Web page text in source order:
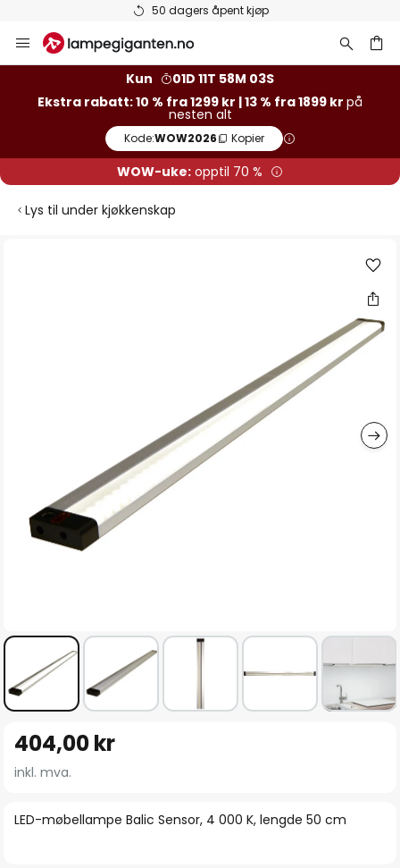
50 dagers åpent kjøp
Hopp
til
Kun
01D 11T 58M 03S
Ekstra rabatt: 10 % fra 1299 kr | 13 % fra 1899 kr på
nesten alt
Kode:WOW2026 Kopier
WOW-uke: opptil 70 %
Lys til under kjøkkenskap
begynnelsen
bildegalleri
LED-møbellampe Balic Sensor, 4 000 K, lengde 50 cm
404,00 kr
inkl. mva.